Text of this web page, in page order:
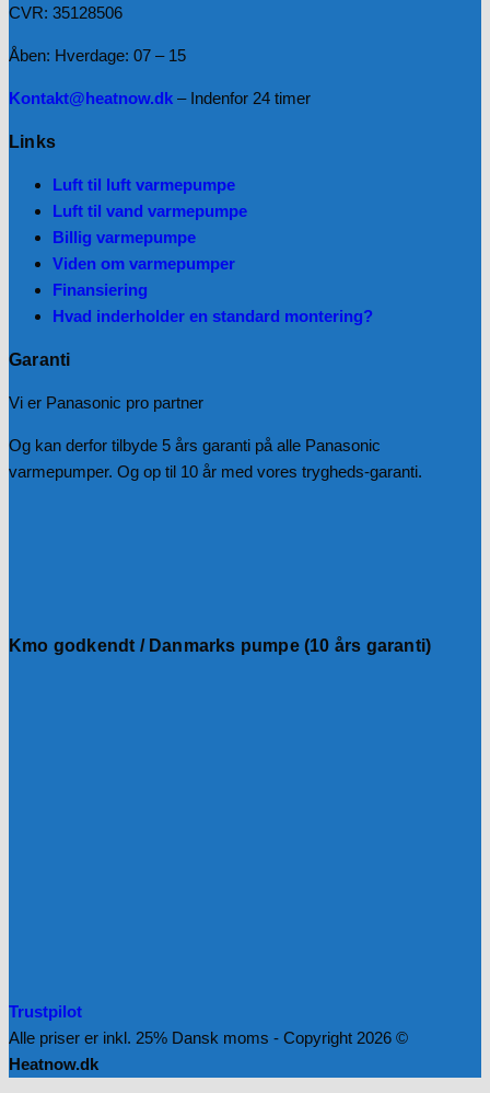
CVR: 35128506
Åben: Hverdage: 07 – 15
Kontakt@heatnow.dk – Indenfor 24 timer
Links
Luft til luft varmepumpe
Luft til vand varmepumpe
Billig varmepumpe
Viden om varmepumper
Finansiering
Hvad inderholder en standard montering?
Garanti
Vi er Panasonic pro partner
Og kan derfor tilbyde 5 års garanti på alle Panasonic
varmepumper. Og op til 10 år med vores trygheds-garanti.
Kmo godkendt / Danmarks pumpe (10 års garanti)
Trustpilot
Alle priser er inkl. 25% Dansk moms - Copyright 2026 ©
Heatnow.dk